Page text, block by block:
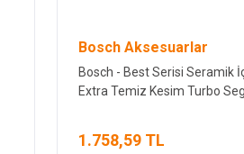
Bosch Aksesuarlar
Bosch - Best Serisi Seramik
Extra Temiz Kesim Turbo
1.758,59 TL